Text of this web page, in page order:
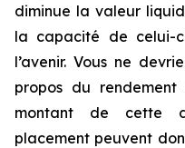
diminue la valeur
la capacité de celui-
l’avenir. Vous ne
propos du
montant de cette
placement peuvent